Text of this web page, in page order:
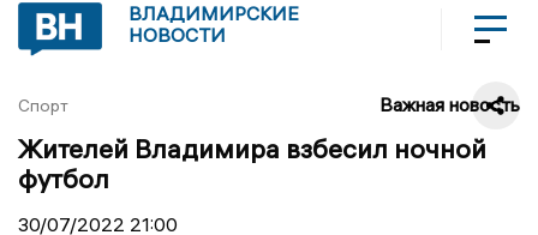
ВЛАДИМИРСКИЕ
НОВОСТИ
Спорт Важная новость
Жителей Владимира взбесил ночной
футбол
30/07/2022 21:00